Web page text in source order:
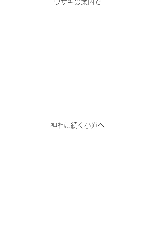
ウサギの案内で
神社に続く小道へ